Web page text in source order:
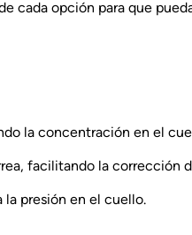
cada opción para que
la concentración en el
facilitando la corrección
la presión en el cuello.